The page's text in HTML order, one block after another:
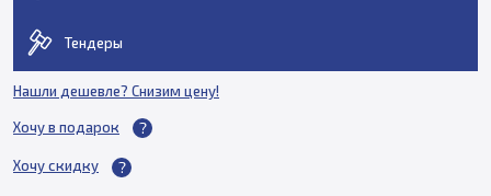
Тендеры
Нашли дешевле? Снизим цену!
Хочу в подарок
Хочу скидку